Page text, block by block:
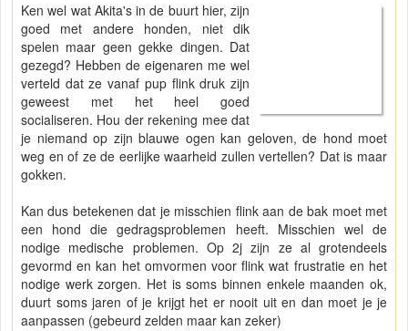
Ken wel wat Akita's in de buurt hier, zijn
goed met andere honden, niet dik
spelen maar geen gekke dingen. Dat
gezegd? Hebben de eigenaren me wel
verteld dat ze vanaf pup flink druk zijn
geweest met het heel goed
socialiseren. Hou der rekening mee dat
je niemand op zijn blauwe ogen kan geloven, de hond moet
weg en of ze de eerlijke waarheid zullen vertellen? Dat is maar
gokken.
Kan dus betekenen dat je misschien flink aan de bak moet met
een hond die gedragsproblemen heeft. Misschien wel de
nodige medische problemen. Op 2j zijn ze al grotendeels
gevormd en kan het omvormen voor flink wat frustratie en het
nodige werk zorgen. Het is soms binnen enkele maanden ok,
duurt soms jaren of je krijgt het er nooit uit en dan moet je je
aanpassen (gebeurd zelden maar kan zeker)